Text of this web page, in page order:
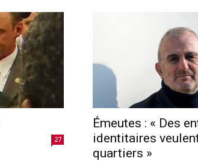
27
Émeutes : « Des
identitaires
quartiers »